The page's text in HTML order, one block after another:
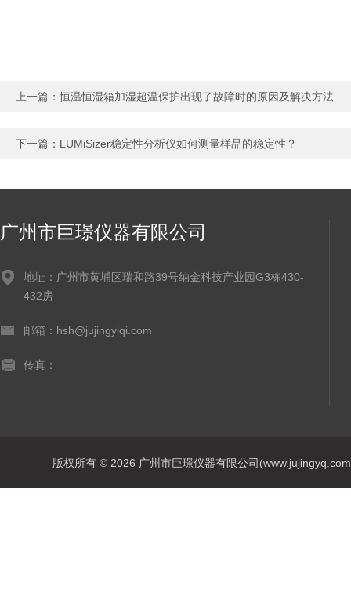
上一篇：恒温恒湿箱加湿超温保护出现了故障时的原因及解决方法
下一篇： LUMiSizer稳定性分析仪如何测量样品的稳定性？
广州市巨璟仪器有限公司
地址：广州市黄埔区瑞和路39号纳金科技产业园G3栋430-
432房
邮箱：hsh@jujingyiqi.com
传真：
版权所有 © 2026 广州市巨璟仪器有限公司